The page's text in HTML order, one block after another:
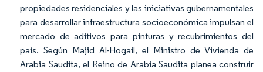
propiedades residenciales y las iniciativas gubernamentales
para desarrollar infraestructura socioeconómica impulsan el
mercado de aditivos para pinturas y recubrimientos del
país. Según Majid Al-Hogail, el Ministro de Vivienda de
Arabia Saudita, el Reino de Arabia Saudita planea construir